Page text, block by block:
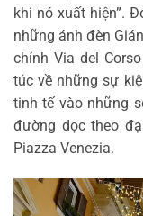
khi nó xuất hiện”.
những ánh đèn
chính Via del
túc về những sự
tinh tế vào những
đường dọc theo
Piazza Venezia.